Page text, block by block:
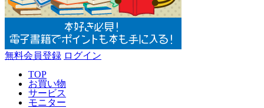
無料会員登録 ログイン
TOP
お買い物
サービス
モニター